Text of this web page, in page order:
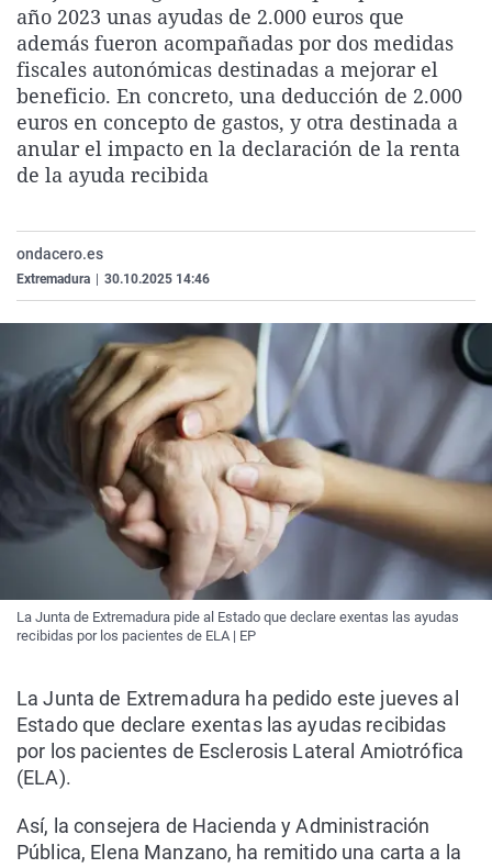
La rosa de los vientos
Gente viajera
Como el perro y el
Caso
Retornados
Equipo de
Operación Viuda
Extremadura
Galicia
La Rioja
Navarra
Virales
Televisión
Elecciones
año 2023 unas ayudas de 2.000 euros que
además fueron acompañadas por dos medidas
fiscales autonómicas destinadas a mejorar el
beneficio. En concreto, una deducción de 2.000
euros en concepto de gastos, y otra destinada a
anular el impacto en la declaración de la renta
de la ayuda recibida
ondacero.es
Extremadura 30.10.2025 14:46
La Junta de Extremadura pide al Estado que declare exentas las ayudas
recibidas por los pacientes de ELA | EP
La Junta de Extremadura ha pedido este jueves al
Estado que declare exentas las ayudas recibidas
por los pacientes de Esclerosis Lateral Amiotrófica
(ELA).
Así, la consejera de Hacienda y Administración
Pública, Elena Manzano, ha remitido una carta a la